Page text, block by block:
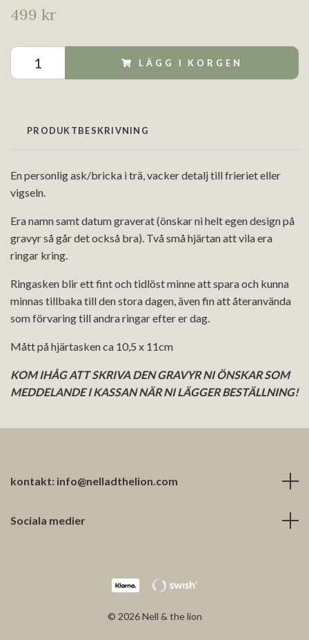
499 kr
LÄGG I KORGEN
PRODUKTBESKRIVNING
En personlig ask/bricka i trä, vacker detalj till frieriet eller
vigseln.
Era namn samt datum graverat (önskar ni helt egen design på
gravyr så går det också bra). Två små hjärtan att vila era
ringar kring.
Ringasken blir ett fint och tidlöst minne att spara och kunna
minnas tillbaka till den stora dagen, även fin att återanvända
som förvaring till andra ringar efter er dag.
Mått på hjärtasken ca 10,5 x 11cm
KOM IHÅG ATT SKRIVA DEN GRAVYR NI ÖNSKAR SOM
MEDDELANDE I KASSAN NÄR NI LÄGGER BESTÄLLNING!
kontakt: info@nelladthelion.com
Sociala medier
© 2026 Nell & the lion